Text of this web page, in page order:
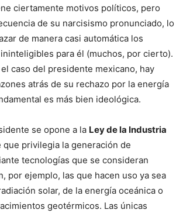
ciertamente motivos políticos, pero
de su narcisismo pronunciado, lo
de manera casi automática los
para él (muchos, por cierto).
caso del presidente mexicano, hay
atrás de su rechazo por la energía
es más bien ideológica.
se opone a la Ley de la Industria
que privilegia la generación de
tecnologías que se consideran
por ejemplo, las que hacen uso ya sea
solar, de la energía oceánica o
geotérmicos. Las únicas